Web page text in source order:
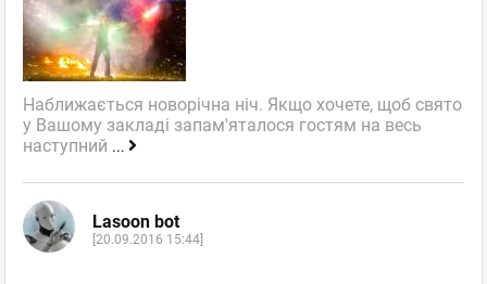
Наближається новорічна ніч. Якщо хочете, щоб свято
у Вашому закладі запам'яталося гостям на весь
наступний ...
Lasoon bot
[20.09.2016 15:44]